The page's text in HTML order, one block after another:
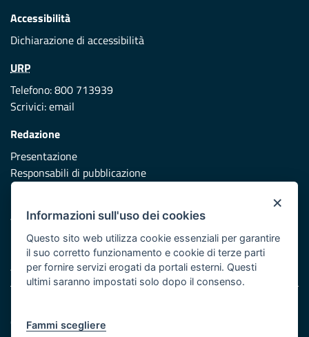
Accessibilità
Dichiarazione di accessibilità
URP
Telefono: 800 713939
Scrivici:email
Redazione
Presentazione
Responsabili di pubblicazione
Vai al sito di Protezione Civile Puglia
Iniziativa finanziata con risorse del POR Puglia 2014/2020 -
Asse XI
Cookie e privacy
×
Informazioni sull'uso dei cookies
Questo sito web utilizza cookie essenziali per garantire
il suo corretto funzionamento e cookie di terze parti
per fornire servizi erogati da portali esterni. Questi
ultimi saranno impostati solo dopo il consenso.
Fammi scegliere